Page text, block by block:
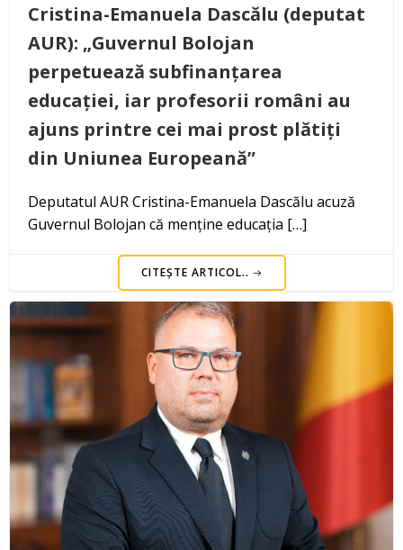
Cristina-Emanuela Dascălu (deputat
AUR): „Guvernul Bolojan
perpetuează subfinanțarea
educației, iar profesorii români au
ajuns printre cei mai prost plătiți
din Uniunea Europeană”
Deputatul AUR Cristina-Emanuela Dascălu acuză
Guvernul Bolojan că menține educația […]
CITEȘTE ARTICOL..